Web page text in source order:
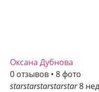
Оксана Дубнова
0 отзывов • 8 фото
starstarstarstarstar8